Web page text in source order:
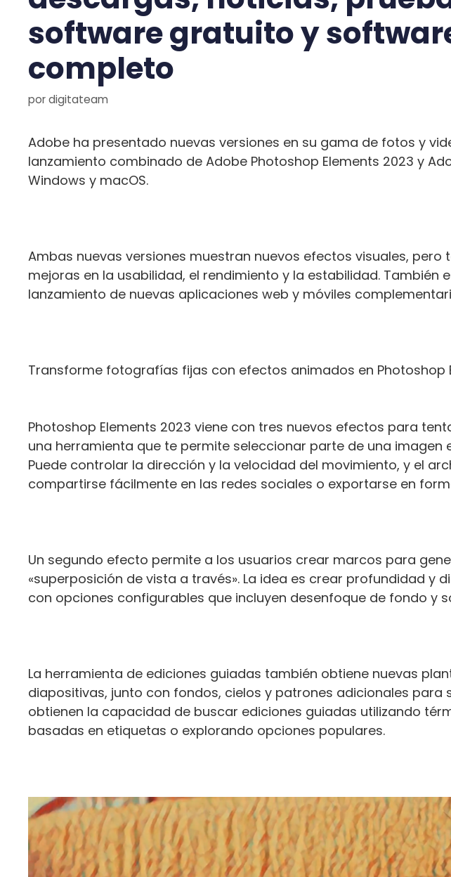
software gratuito y
completo
pordigitateam
Adobe ha presentado nuevas versiones en su gama de fotos y
lanzamiento combinado de Adobe Photoshop Elements 2023 y
Windows y macOS.
Ambas nuevas versiones muestran nuevos efectos visuales,
mejoras en la usabilidad, el rendimiento y la estabilidad. También
lanzamiento de nuevas aplicaciones web y móviles
Transforme fotografías fijas con efectos animados en Photoshop
Photoshop Elements 2023 viene con tres nuevos efectos para
una herramienta que te permite seleccionar parte de una imagen
Puede controlar la dirección y la velocidad del movimiento, y el
compartirse fácilmente en las redes sociales o exportarse en
Un segundo efecto permite a los usuarios crear marcos para
«superposición de vista a través». La idea es crear profundidad y
con opciones configurables que incluyen desenfoque de fondo y
La herramienta de ediciones guiadas también obtiene nuevas
diapositivas, junto con fondos, cielos y patrones adicionales para
obtienen la capacidad de buscar ediciones guiadas utilizando
basadas en etiquetas o explorando opciones populares.